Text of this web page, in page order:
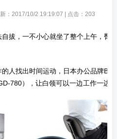
新：2017/10/2 19:19:07 | 点击： 203
自拔，一不小心就坐了整个上午，臀
的人找出时间运动，日本办公品牌
780），让白领可以一边工作一边